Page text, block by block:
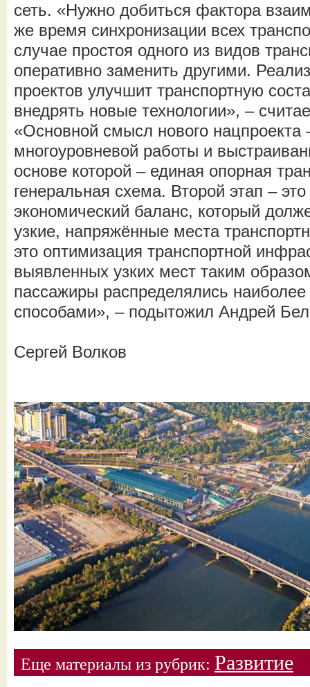
сеть. «Нужно добиться фактора
же время синхронизации всех
случае простоя одного из видов
оперативно заменить другими.
проектов улучшит транспортную
внедрять новые технологии», –
«Основной смысл нового нацпроекта
многоуровневой работы и
основе которой – единая опорная
генеральная схема. Второй этап –
экономический баланс, который
узкие, напряжённые места
это оптимизация транспортной
выявленных узких мест таким
пассажиры распределялись
способами», – подытожил Андрей
Сергей Волков
Еще материалы из рубрик: Развитие